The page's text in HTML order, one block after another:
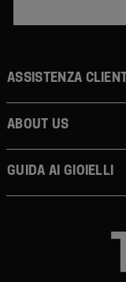
Assistenza
About us
Guida ai gioielli